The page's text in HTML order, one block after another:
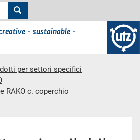
- sustainable -
per settori specifici
RAKO c. coperchio